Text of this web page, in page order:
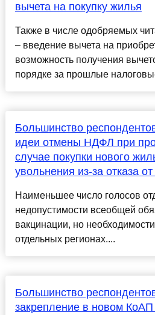
вычета на покупку жилья
Также в числе одобряемых
– введение вычета на
возможность получения
порядке за прошлые
Большинство
идеи отмены НДФЛ при
случае покупки нового
увольнения из-за отказа
Наименьшее число голосов
недопустимости всеобщей
вакцинации, но
отдельных регионах....
Большинство
закрепление в новом